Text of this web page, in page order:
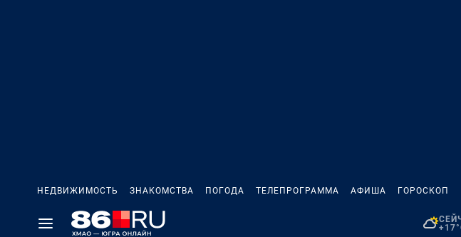
НЕДВИЖИМОСТЬ ЗНАКОМСТВА ПОГОДА ТЕЛЕПРОГРАММА АФИША ГОРОСКОП